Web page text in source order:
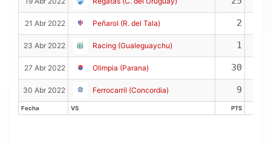
Fecha VS PTS
21 Abr 2022 Peñarol (R. del Tala) 2
23 Abr 2022 Racing (Gualeguaychu) 1
27 Abr 2022 Olimpia (Parana) 30
30 Abr 2022 Ferrocarril (Concordia) 9
Fecha VS PTS